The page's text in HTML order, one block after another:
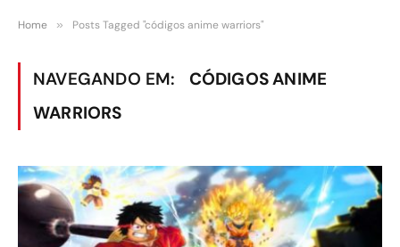
Home » Posts Tagged "códigos anime warriors"
NAVEGANDO EM:
CÓDIGOS ANIME
WARRIORS